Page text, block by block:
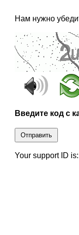
Нам нужно
Введите код с
Отправить
Your support ID